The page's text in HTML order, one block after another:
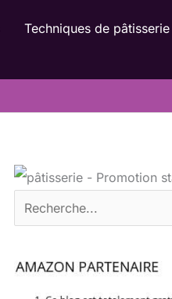
Techniques de pâtisserie